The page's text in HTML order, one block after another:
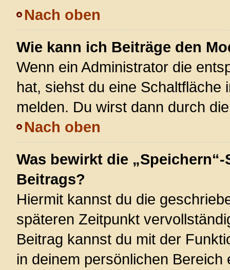
Nach oben
Wie kann ich Beiträge den
Wenn ein Administrator die
hat, siehst du eine
melden. Du wirst dann durch
Nach oben
Was bewirkt die
Beitrags?
Hiermit kannst du die
späteren Zeitpunkt
Beitrag kannst du mit der
in deinem persönlichen Bereich